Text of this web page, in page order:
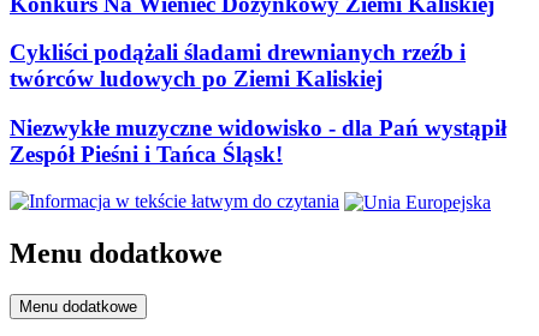
Cykliści podążali śladami drewnianych rzeźb i
twórców ludowych po Ziemi Kaliskiej
Niezwykłe muzyczne widowisko - dla Pań wystąpił
Zespół Pieśni i Tańca Śląsk!
Menu dodatkowe
Menu dodatkowe